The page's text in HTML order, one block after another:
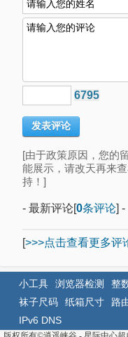
6795
[由于政策原因，您的
能展示，请改天再来
持！]
- 最新评论[0条评论] -
[>>>点击查看更多评
小工具 浏览器检测 整
袜子尺码
纸箱尺寸 路
IPv6 DNS